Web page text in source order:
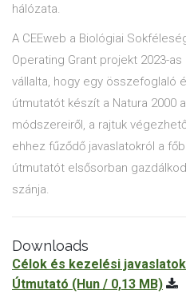
hálózata.
A CEEweb a Biológiai
Operating Grant projekt 2023-
vállalta, hogy egy összefoglaló
útmutatót készít a Natura 2000
módszereiről, a rajtuk
ehhez fűződő javaslatokról a
útmutatót elsősorban
szánja.
Downloads
Célok és kezelési
Útmutató (Hun / 0,13 MB)